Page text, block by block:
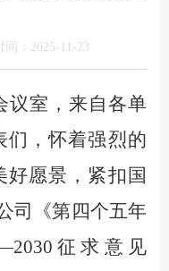
：2025-11-23
议室，来自各单
们，怀着强烈的
愿景，紧扣国
司《第四个五年
征求意见